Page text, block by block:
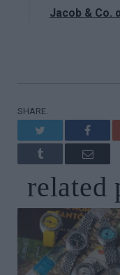
Jacob & Co.
SHARE.
Tumblr Email
related